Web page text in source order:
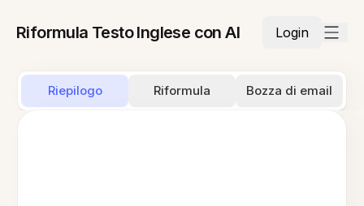
Riformula Testo Inglese con AI Login
Riepilogo Riformula Bozza di email